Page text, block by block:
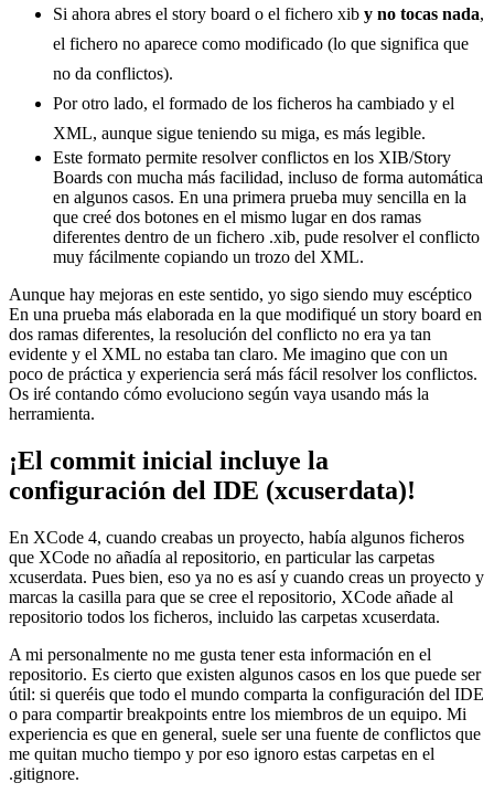
Si ahora abres el story board o el fichero xib y no tocas nada,
el fichero no aparece como modificado (lo que significa que
no da conflictos).
Por otro lado, el formado de los ficheros ha cambiado y el
XML, aunque sigue teniendo su miga, es más legible.
Este formato permite resolver conflictos en los XIB/Story
Boards con mucha más facilidad, incluso de forma automática
en algunos casos. En una primera prueba muy sencilla en la
que creé dos botones en el mismo lugar en dos ramas
diferentes dentro de un fichero .xib, pude resolver el conflicto
muy fácilmente copiando un trozo del XML.
Aunque hay mejoras en este sentido, yo sigo siendo muy escéptico
En una prueba más elaborada en la que modifiqué un story board en
dos ramas diferentes, la resolución del conflicto no era ya tan
evidente y el XML no estaba tan claro. Me imagino que con un
poco de práctica y experiencia será más fácil resolver los conflictos.
Os iré contando cómo evoluciono según vaya usando más la
herramienta.
¡El commit inicial incluye la
configuración del IDE (xcuserdata)!
En XCode 4, cuando creabas un proyecto, había algunos ficheros
que XCode no añadía al repositorio, en particular las carpetas
xcuserdata. Pues bien, eso ya no es así y cuando creas un proyecto y
marcas la casilla para que se cree el repositorio, XCode añade al
repositorio todos los ficheros, incluido las carpetas xcuserdata.
A mi personalmente no me gusta tener esta información en el
repositorio. Es cierto que existen algunos casos en los que puede ser
útil: si queréis que todo el mundo comparta la configuración del IDE
o para compartir breakpoints entre los miembros de un equipo. Mi
experiencia es que en general, suele ser una fuente de conflictos que
me quitan mucho tiempo y por eso ignoro estas carpetas en el
.gitignore.